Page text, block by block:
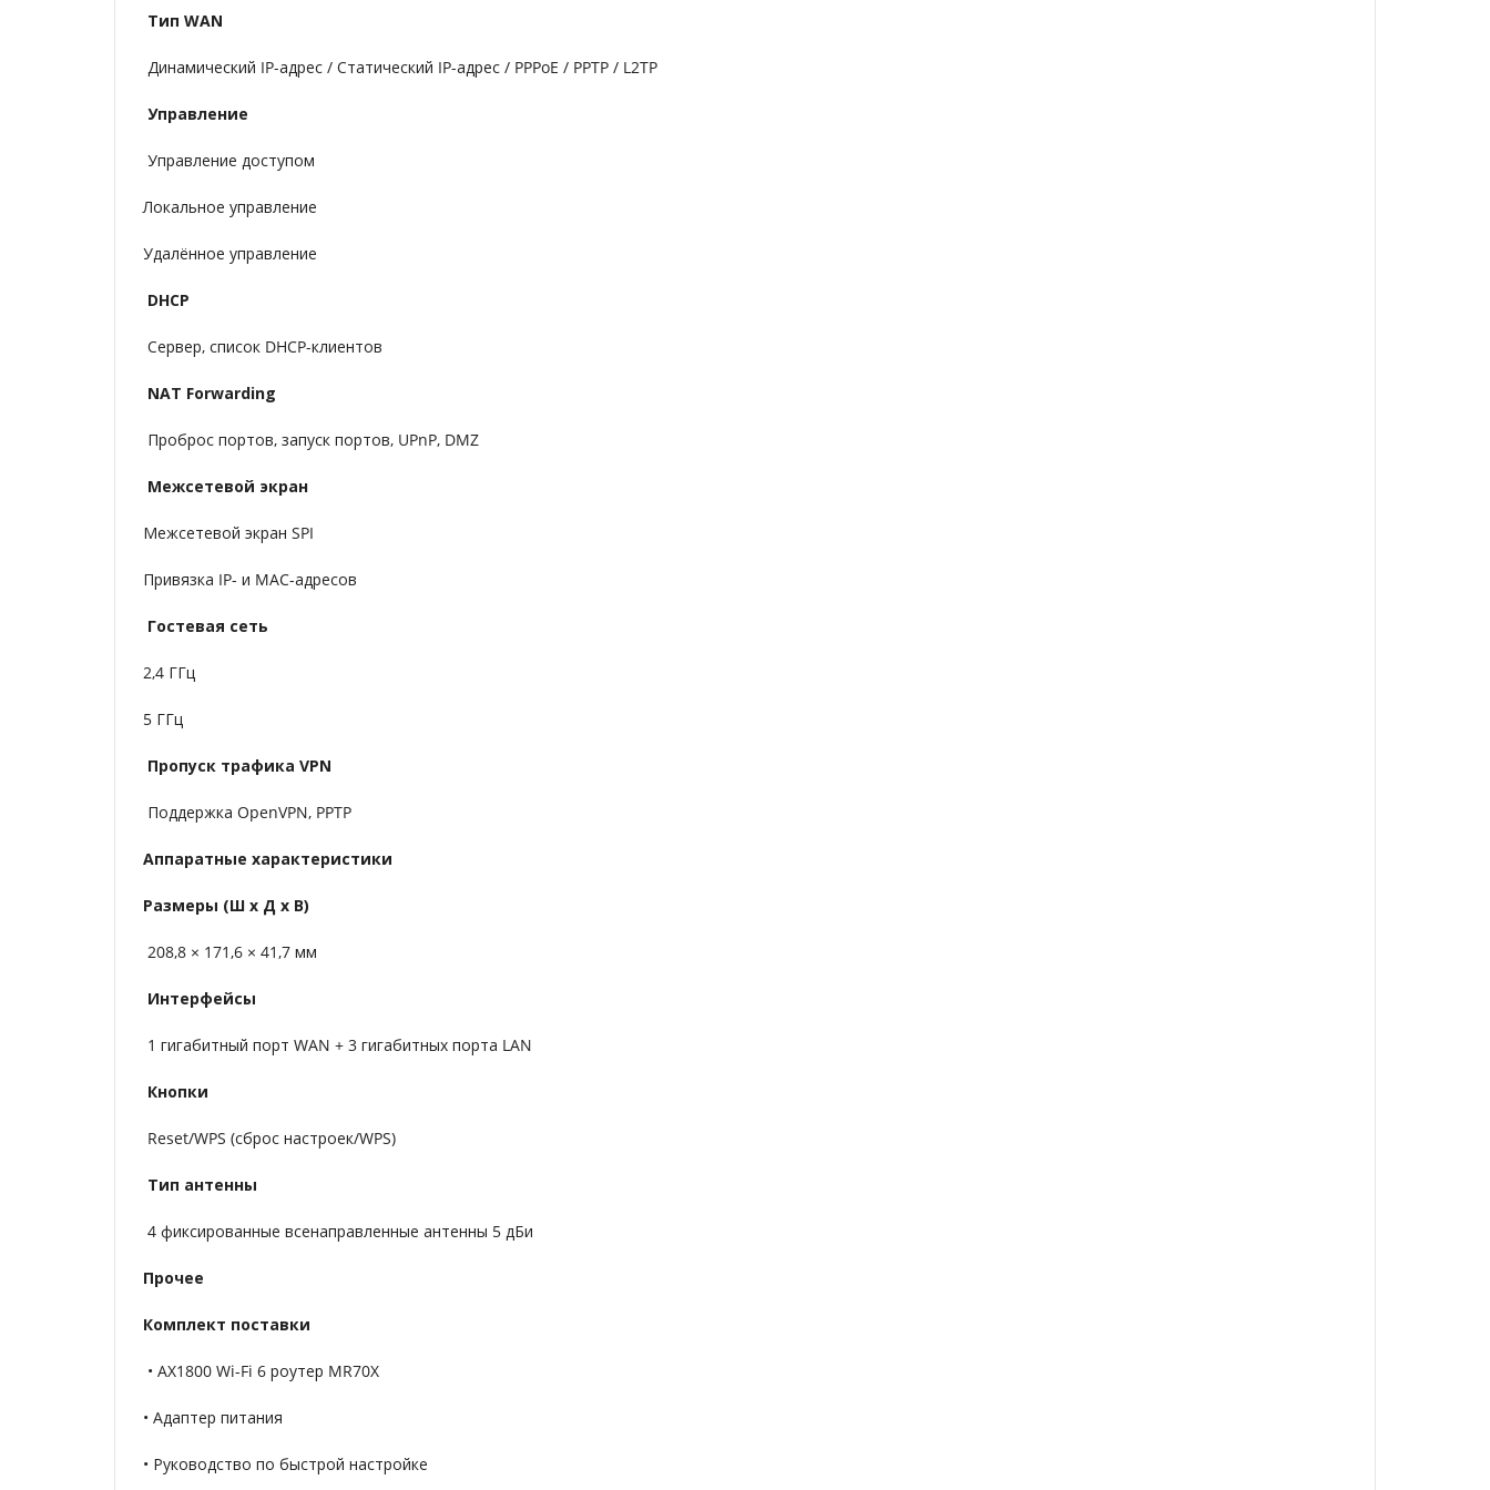
Тип WAN
Динамический IP-адрес / Статический IP-адрес / PPPoE / PPTP / L2TP
Управление
Управление доступом
Локальное управление
Удалённое управление
DHCP
Сервер, список DHCP-клиентов
NAT Forwarding
Проброс портов, запуск портов, UPnP, DMZ
Межсетевой экран
Межсетевой экран SPI
Привязка IP- и MAC-адресов
Гостевая сеть
2,4 ГГц
5 ГГц
Пропуск трафика VPN
Поддержка OpenVPN, PPTP
Аппаратные характеристики
Размеры (Ш х Д х В)
208,8 × 171,6 × 41,7 мм
Интерфейсы
1 гигабитный порт WAN + 3 гигабитных порта LAN
Кнопки
Reset/WPS (сброс настроек/WPS)
Тип антенны
4 фиксированные всенаправленные антенны 5 дБи
Прочее
Комплект поставки
• AX1800 Wi-Fi 6 роутер MR70X
• Адаптер питания
• Руководство по быстрой настройке